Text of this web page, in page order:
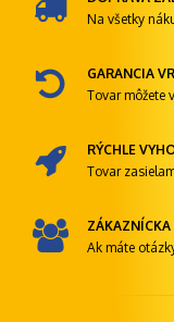
Na všetky
GARANCIA
Tovar môžete
RÝCHLE
Tovar
Ak máte